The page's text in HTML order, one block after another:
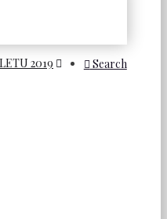
Search
2019